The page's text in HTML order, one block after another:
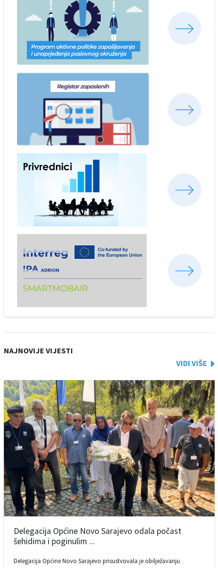
NAJNOVIJE VIJESTI
Delegacija Općine Novo Sarajevo odala počast
šehidima i poginulim ...
Delegacija Općine Novo Sarajevo prisustvovala je obilježavanju